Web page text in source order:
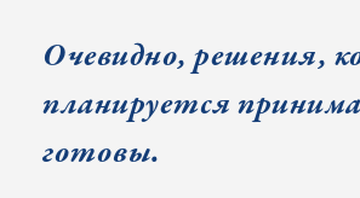
Очевидно, решения,
планируется
готовы.